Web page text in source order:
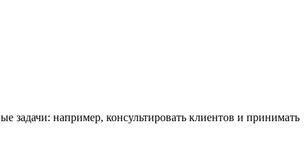
задачи: например, консультировать клиентов и принимать